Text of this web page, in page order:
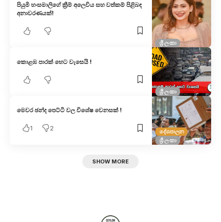
ශ්‍රී ලංකා
පියුමි හංසමාලිගේ ක්‍රීම් අලෙවිය සහ වත්කම් පිළිබඳ
අනාවරණයක්!
ශ්‍රී ලංකා
කොළඹ පාරක් හෙට වැසෙයි !
දේශපාලන
ශ්‍රී ලංකා
මෙවර ඡන්ද පෙට්ටි වල විශේෂ වෙනසක් !
1 2
SHOW MORE